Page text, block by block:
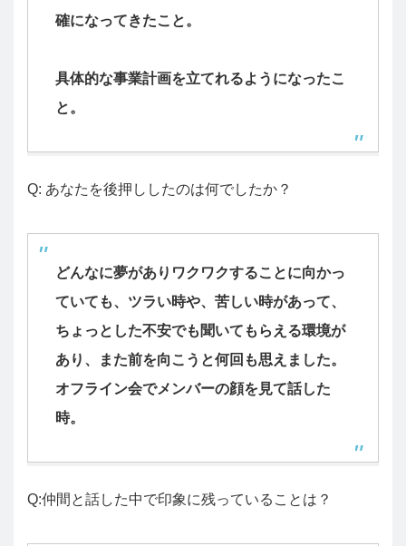
確になってきたこと。
具体的な事業計画を立てれるようになったこ
と。
Q: あなたを後押ししたのは何でしたか？
どんなに夢がありワクワクすることに向かっ
ていても、ツラい時や、苦しい時があって、
ちょっとした不安でも聞いてもらえる環境が
あり、また前を向こうと何回も思えました。
オフライン会でメンバーの顔を見て話した
時。
Q:仲間と話した中で印象に残っていることは？